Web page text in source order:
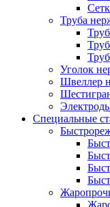
Труба
Уголок
Швеллер
Специальные